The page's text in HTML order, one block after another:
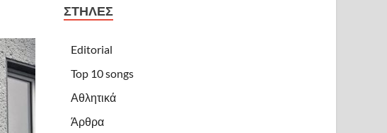
ΣΤΉΛΕΣ
Editorial
Top 10 songs
Αθλητικά
Άρθρα